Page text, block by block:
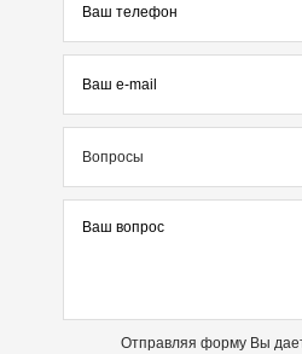
Вопросы
Отправляя форму Вы